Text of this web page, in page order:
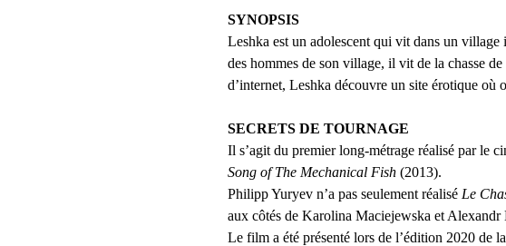
SYNOPSIS
Leshka est un adolescent qui vit dans un
des hommes de son village, il vit de la chasse
d’internet, Leshka découvre un site érotique
SECRETS DE TOURNAGE
Il s’agit du premier long-métrage réalisé par le
Song of The Mechanical Fish (2013).
Philipp Yuryev n’a pas seulement réalisé Le
aux côtés de Karolina Maciejewska et
Le film a été présenté lors de l’édition 2020 de